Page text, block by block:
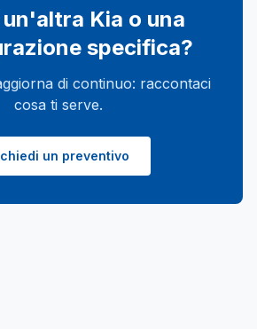
un'altra Kia o una
specifica?
di continuo: raccontaci
cosa ti serve.
un preventivo